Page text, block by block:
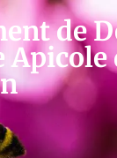
de
Apicole